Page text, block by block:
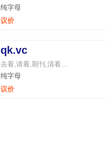
纯字母
议价
qk.vc
去看,请看,期刊,清看…
纯字母
议价